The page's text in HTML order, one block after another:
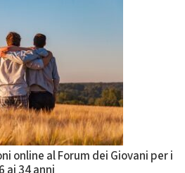
online al Forum dei Giovani per i